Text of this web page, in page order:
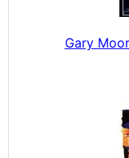
Gary